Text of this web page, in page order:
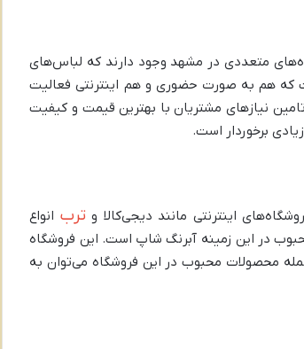
متعددی در مشهد وجود دارند که لباس‌های
که هم به صورت حضوری و هم اینترنتی فعالیت
نیازهای مشتریان با بهترین قیمت و کیفیت
برخوردار است.
اینترنتی مانند دیجی‌کالا و ترب انواع
در این زمینه آبرنگ شاپ است. این فروشگاه
محصولات محبوب در این فروشگاه می‌توان به